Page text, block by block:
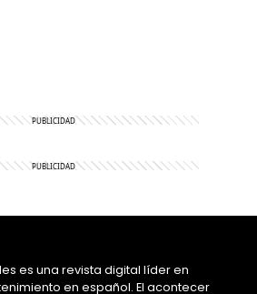
es una revista digital líder en
en español. El acontecer